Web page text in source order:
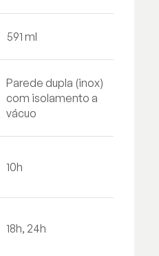
591 ml
Parede dupla (inox)
com isolamento a
vácuo
10h
18h, 24h